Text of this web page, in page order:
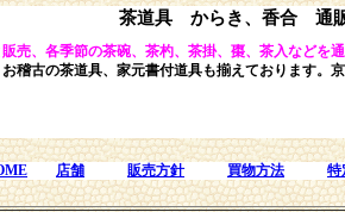
茶道具 からき、香合 通
売、各季節の茶碗、茶杓、茶掛、棗、茶入などを
お稽古の茶道具、家元書付道具も揃えております。
店舗 販売方針 買物方法 特